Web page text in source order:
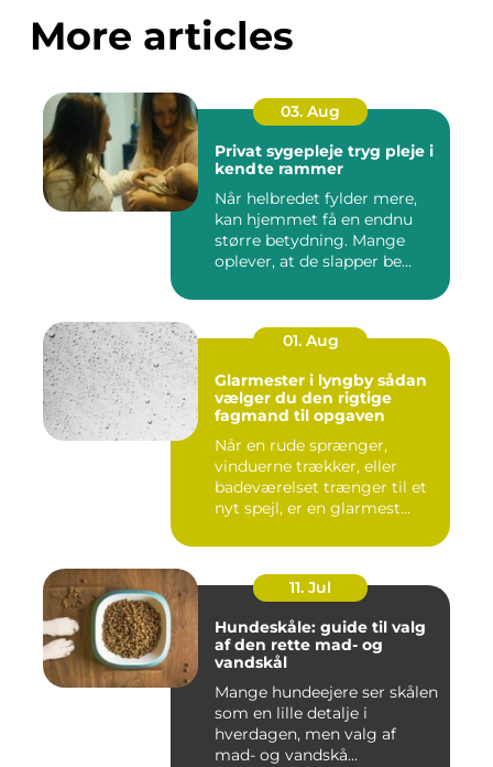
More articles
03. Aug
Privat sygepleje tryg pleje i
kendte rammer
Når helbredet fylder mere,
kan hjemmet få en endnu
større betydning. Mange
oplever, at de slapper be...
01. Aug
Glarmester i lyngby sådan
vælger du den rigtige
fagmand til opgaven
Når en rude sprænger,
vinduerne trækker, eller
badeværelset trænger til et
nyt spejl, er en glarmest...
11. Jul
Hundeskåle: guide til valg
af den rette mad- og
vandskål
Mange hundeejere ser skålen
som en lille detalje i
hverdagen, men valg af
mad- og vandskå...